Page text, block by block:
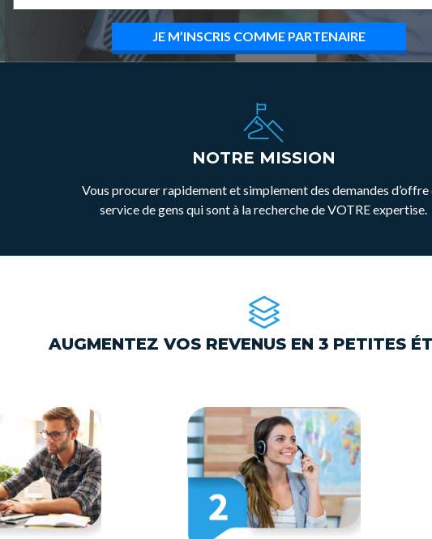
NOTRE MISSION
Vous procurer rapidement et simplement des demandes d’offre
service de gens qui sont à la recherche de VOTRE expertise.
AUGMENTEZ VOS REVENUS EN 3 PETITES